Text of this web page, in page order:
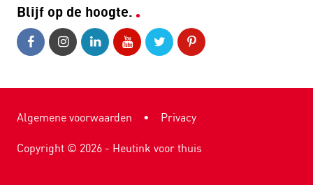
Blijf op de hoogte.
Algemene voorwaarden • Privacy
Copyright © 2026 - Heutink voor thuis